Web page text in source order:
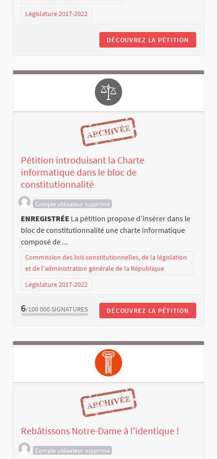
Législature 2017-2022
DÉCOUVREZ LA PÉTITION
Pétition introduisant la Charte
informatique dans le bloc de
constitutionnalité
Compte utilisateur supprimé
ENREGISTRÉE La pétition propose d’insérer dans le
bloc de constitutionnalité une charte informatique
composé de ...
Commission des lois constitutionnelles, de la législation
et de l’administration générale de la République
Législature 2017-2022
6/100 000 SIGNATURES DÉCOUVREZ LA PÉTITION
Rebâtissons Notre-Dame à l'identique !
Compte utilisateur supprimé